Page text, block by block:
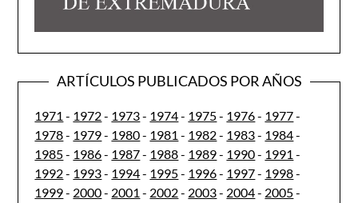
ARTÍCULOS PUBLICADOS POR AÑOS
1971 - 1972- 1973- 1974- 1975- 1976- 1977-
1978- 1979- 1980- 1981 - 1982- 1983- 1984-
1985- 1986- 1987- 1988- 1989- 1990- 1991 -
1992- 1993- 1994- 1995- 1996- 1997- 1998-
1999- 2000- 2001 - 2002- 2003- 2004- 2005-